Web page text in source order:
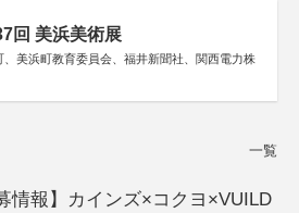
回 美浜美術展
、美浜町教育委員会、福井新聞社、関西電力株
一覧
情報】カインズ×コクヨ×VUILD